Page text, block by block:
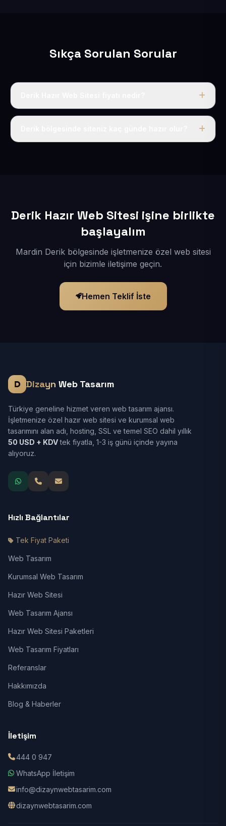
Sıkça Sorulan Sorular
Tek fiyat uygulanır: yıllık 50 USD + KDV. Bu bedele alan
Derik Hazır Web Sitesi işine birlikte
başlayalım
Mardin Derik bölgesinde işletmenize özel web sitesi
için bizimle iletişime geçin.
Hemen Teklif İste
Dizayn Web Tasarım
Türkiye geneline hizmet veren web tasarım ajansı.
İşletmenize özel hazır web sitesi ve kurumsal web
tasarımını alan adı, hosting, SSL ve temel SEO dahil yıllık
50 USD + KDVtek fiyatla, 1-3 iş günü içinde yayına
alıyoruz.
Hızlı Bağlantılar
Tek Fiyat Paketi
Web Tasarım
Kurumsal Web Tasarım
Hazır Web Sitesi
Web Tasarım Ajansı
Hazır Web Sitesi Paketleri
Web Tasarım Fiyatları
Referanslar
Hakkımızda
Blog & Haberler
İletişim
444 0 947
WhatsApp İletişim
info@dizaynwebtasarim.com
dizaynwebtasarim.com